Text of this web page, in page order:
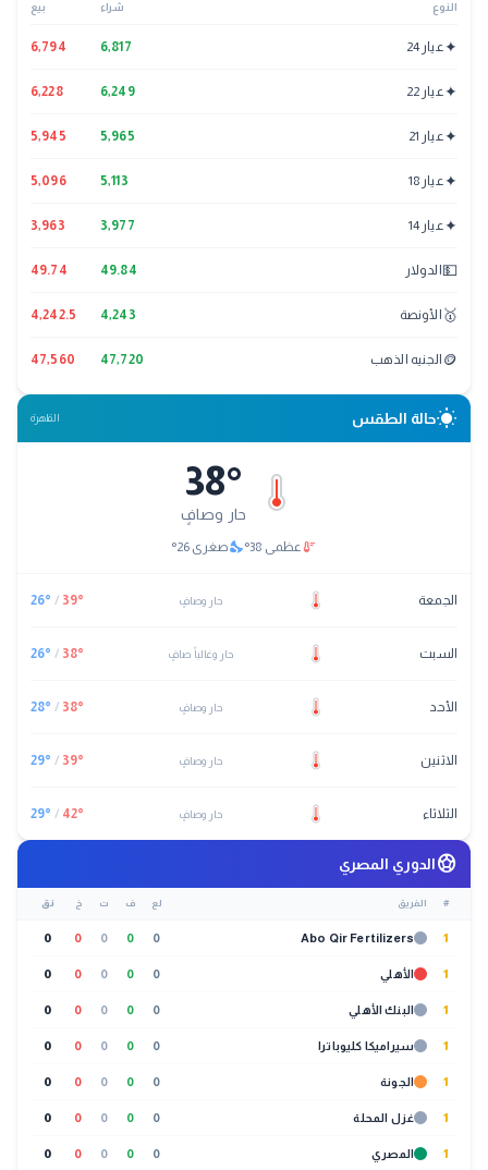
النوع شراء بيع
✦عيار 24 6,817
6,794
✦عيار 22 6,249
6,228
✦عيار 21 5,965
5,945
✦عيار 18 5,113
5,096
✦عيار 14 3,977
3,963
💵 الدولار 49.84
49.74
🥇 الأونصة 4,243
4,242.5
🪙 الجنيه الذهب 47,720
47,560
wb_sunnyحالة الطقس القاهرة
38°
حار وصافٍ
thermostatعظمى 38
°
nights_stayصغرى 26
°
الجمعة حار وصافٍ 39°
/
26°
السبت حار وغالباً صافٍ 38°
/
26°
الأحد حار وصافٍ 38°
/
28°
الاثنين حار وصافٍ 39°
/
29°
الثلاثاء حار وصافٍ 42°
/
29°
sports_soccerالدوري المصري
# الفريق لع ف ت خ نق
1
Abo Qir Fertilizers
0
0
0
0
0
1 الأهلي 0
0
0
0
0
1 البنك الأهلي 0
0
0
0
0
1 سيراميكا كليوباترا 0
0
0
0
0
1 الجونة 0
0
0
0
0
1 غزل المحلة 0
0
0
0
0
1 المصري 0
0
0
0
0